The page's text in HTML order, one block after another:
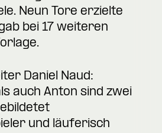
Neun Tore erzielte
bei 17 weiteren
Daniel Naud:
auch Anton sind zwei
und läuferisch